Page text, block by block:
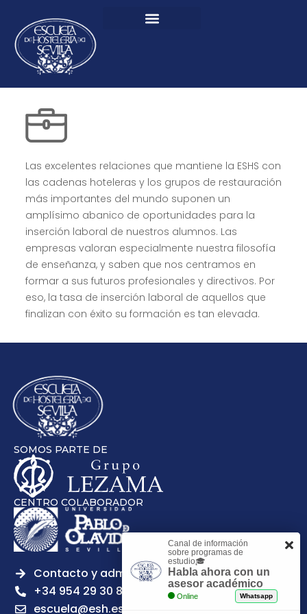
Las excelentes relaciones que mantiene la ESHS con
las cadenas hoteleras y los grupos de restauración
más importantes del mundo suponen un
amplísimo abanico de oportunidades para la
inserción laboral de nuestros alumnos. Las
empresas valoran especialmente nuestra filosofía
de enseñanza, y saben que nos centramos en
formar a sus futuros profesionales y directivos. Por
eso, la tasa de inserción laboral de aquellos que
finalizan con éxito su formación es tan elevada.
SOMOS PARTE DE
CENTRO COLABORADOR
Contacto y admisiones
+34 954 29 30 81
escuela@esh.es
Canal de información
sobre programas de
estudio🎓
Habla ahora con un
asesor académico
Online Whatsapp